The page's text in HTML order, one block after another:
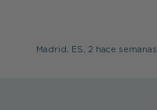
Madrid, ES, 2 hace semanas